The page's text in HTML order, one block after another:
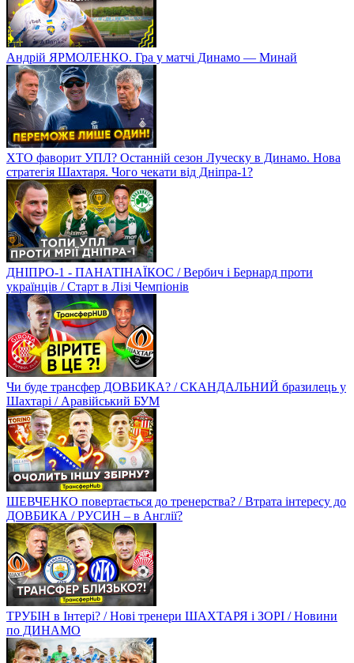
Андрій ЯРМОЛЕНКО. Гра у матчі Динамо — Минай
ХТО фаворит УПЛ? Останній сезон Луческу в Динамо. Нова
стратегія Шахтаря. Чого чекати від Дніпра-1?
ДНІПРО-1 - ПАНАТІНАЇКОС / Вербич і Бернард проти
українців / Старт в Лізі Чемпіонів
Чи буде трансфер ДОВБИКА? / СКАНДАЛЬНИЙ бразилець у
Шахтарі / Аравійський БУМ
ШЕВЧЕНКО повертається до тренерства? / Втрата інтересу до
ДОВБИКА / РУСИН – в Англії?
ТРУБІН в Інтері? / Нові тренери ШАХТАРЯ і ЗОРІ / Новини
по ДИНАМО